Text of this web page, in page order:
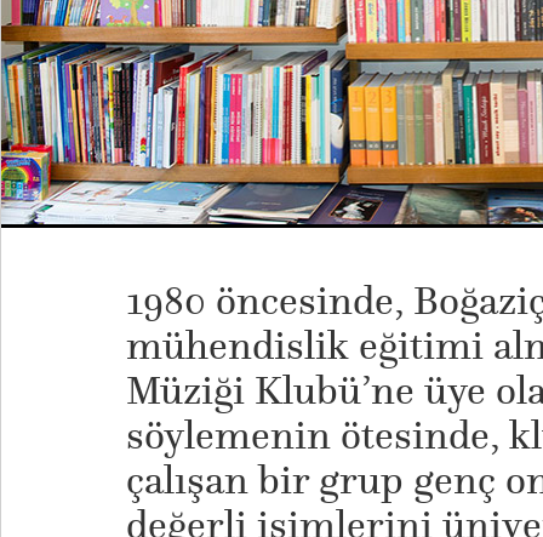
1980 öncesinde,
mühendislik eğitimi
Müziği Klubü’ne üye
söylemenin ötesinde,
çalışan bir grup genç
değerli isimlerini